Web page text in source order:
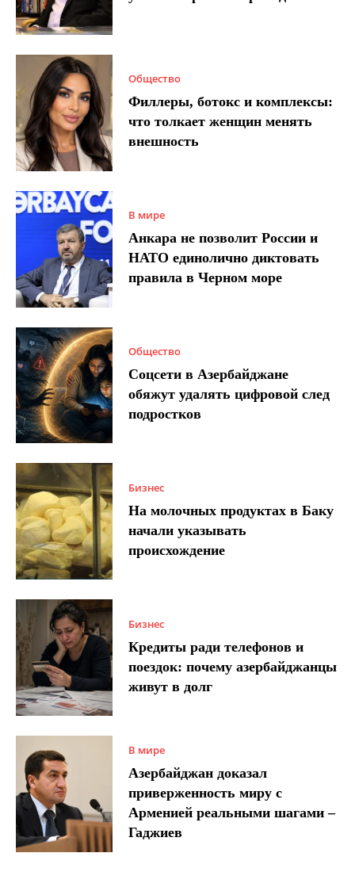
Общество
Филлеры, ботокс и комплексы:
что толкает женщин менять
внешность
В мире
Анкара не позволит России и
НАТО единолично диктовать
правила в Черном море
Общество
Соцсети в Азербайджане
обяжут удалять цифровой след
подростков
Бизнес
На молочных продуктах в Баку
начали указывать
происхождение
Бизнес
Кредиты ради телефонов и
поездок: почему азербайджанцы
живут в долг
В мире
Азербайджан доказал
приверженность миру с
Арменией реальными шагами –
Гаджиев